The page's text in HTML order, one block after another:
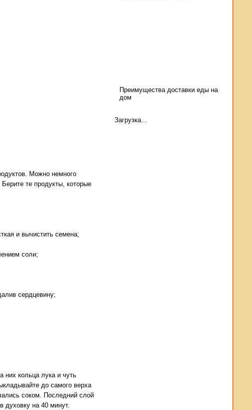
Можно немного
те продукты, которые
и вычистить семена;
соли;
сердцевину;
них кольца лука и чуть
до самого верха
соком. Последний слой
духовку на 40 минут.
Преимущества доставки еды на
дом
Загрузка...